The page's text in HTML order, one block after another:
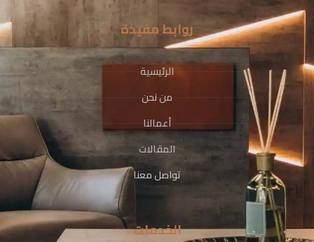
روابط مفيدة
الرئيسية
من نحن
أعمالنا
المقالات
تواصل معنا
الخدمات